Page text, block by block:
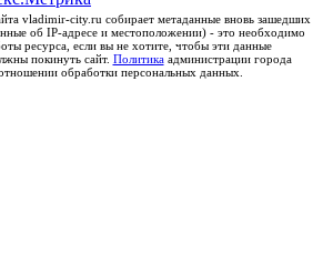
vladimir-city.ru собирает метаданные вновь зашедших
об IP-адресе и местоположении) - это необходимо
ресурса, если вы не хотите, чтобы эти данные
покинуть сайт. Политикаадминистрации города
обработки персональных данных.